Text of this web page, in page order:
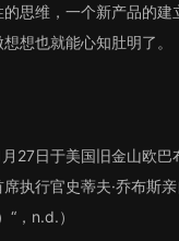
思维，一个新产品的建
想也就能心知肚明了。
27日于美国旧金山欧巴
执行官史蒂夫·乔布斯
“，n.d.）